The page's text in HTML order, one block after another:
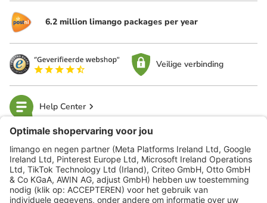
6.2 million limango packages per year
Veilige verbinding
Help Center
limango
Veilig winkelen